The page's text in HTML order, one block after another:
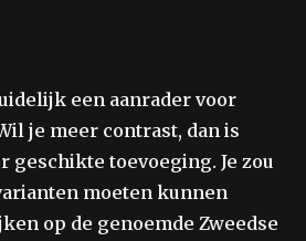
een aanrader voor
je meer contrast, dan is
geschikte toevoeging. Je zou
moeten kunnen
op de genoemde Zweedse